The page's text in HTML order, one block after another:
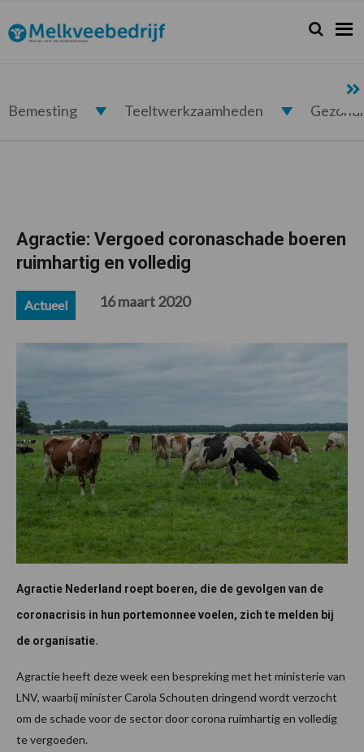
de
hoofdnavigatie
de
hoofd
de
eerste
de
voettekst
Melkveebedrijf.nl Zoeken...
Zoek
Bemesting Teeltwerkzaamheden
Agractie: Vergoed coronaschade boeren
ruimhartig en volledig
Actueel 16 maart 2020
Agractie Nederland roept boeren, die de gevolgen van de
coronacrisis in hun portemonnee voelen, zich te melden bij
de organisatie.
Agractie heeft deze week een bespreking met het ministerie van
LNV, waarbij minister Carola Schouten dringend wordt verzocht
om de schade voor de sector door corona ruimhartig en volledig
te vergoeden.